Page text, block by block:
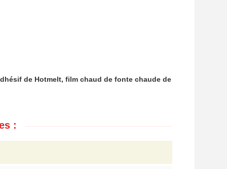
de Hotmelt, film chaud de fonte chaude de
: